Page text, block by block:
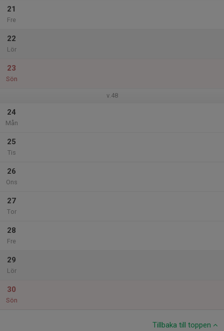
21
Fre
22
Lör
23
Sön
v.48
24
Mån
25
Tis
26
Ons
27
Tor
28
Fre
29
Lör
30
Sön
Tillbaka till toppen